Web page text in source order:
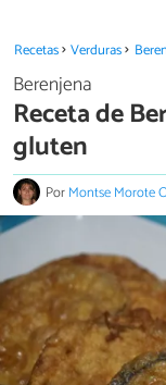
Recetas Verduras
Berenjena
Receta de
gluten
PorMontse Morote